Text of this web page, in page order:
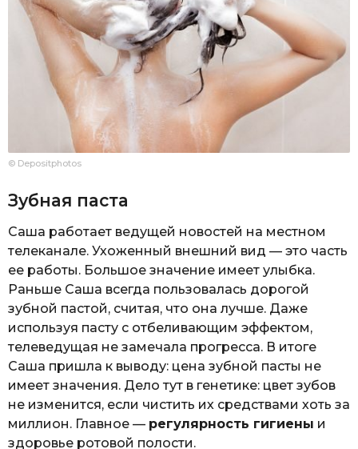
© Depositphotos
Зубная паста
Саша работает ведущей новостей на местном
телеканале. Ухоженный внешний вид — это часть
ее работы. Большое значение имеет улыбка.
Раньше Саша всегда пользовалась дорогой
зубной пастой, считая, что она лучше. Даже
используя пасту с отбеливающим эффектом,
телеведущая не замечала прогресса. В итоге
Саша пришла к выводу: цена зубной пасты не
имеет значения. Дело тут в генетике: цвет зубов
не изменится, если чистить их средствами хоть за
миллион. Главное — регулярность гигиены и
здоровье ротовой полости.